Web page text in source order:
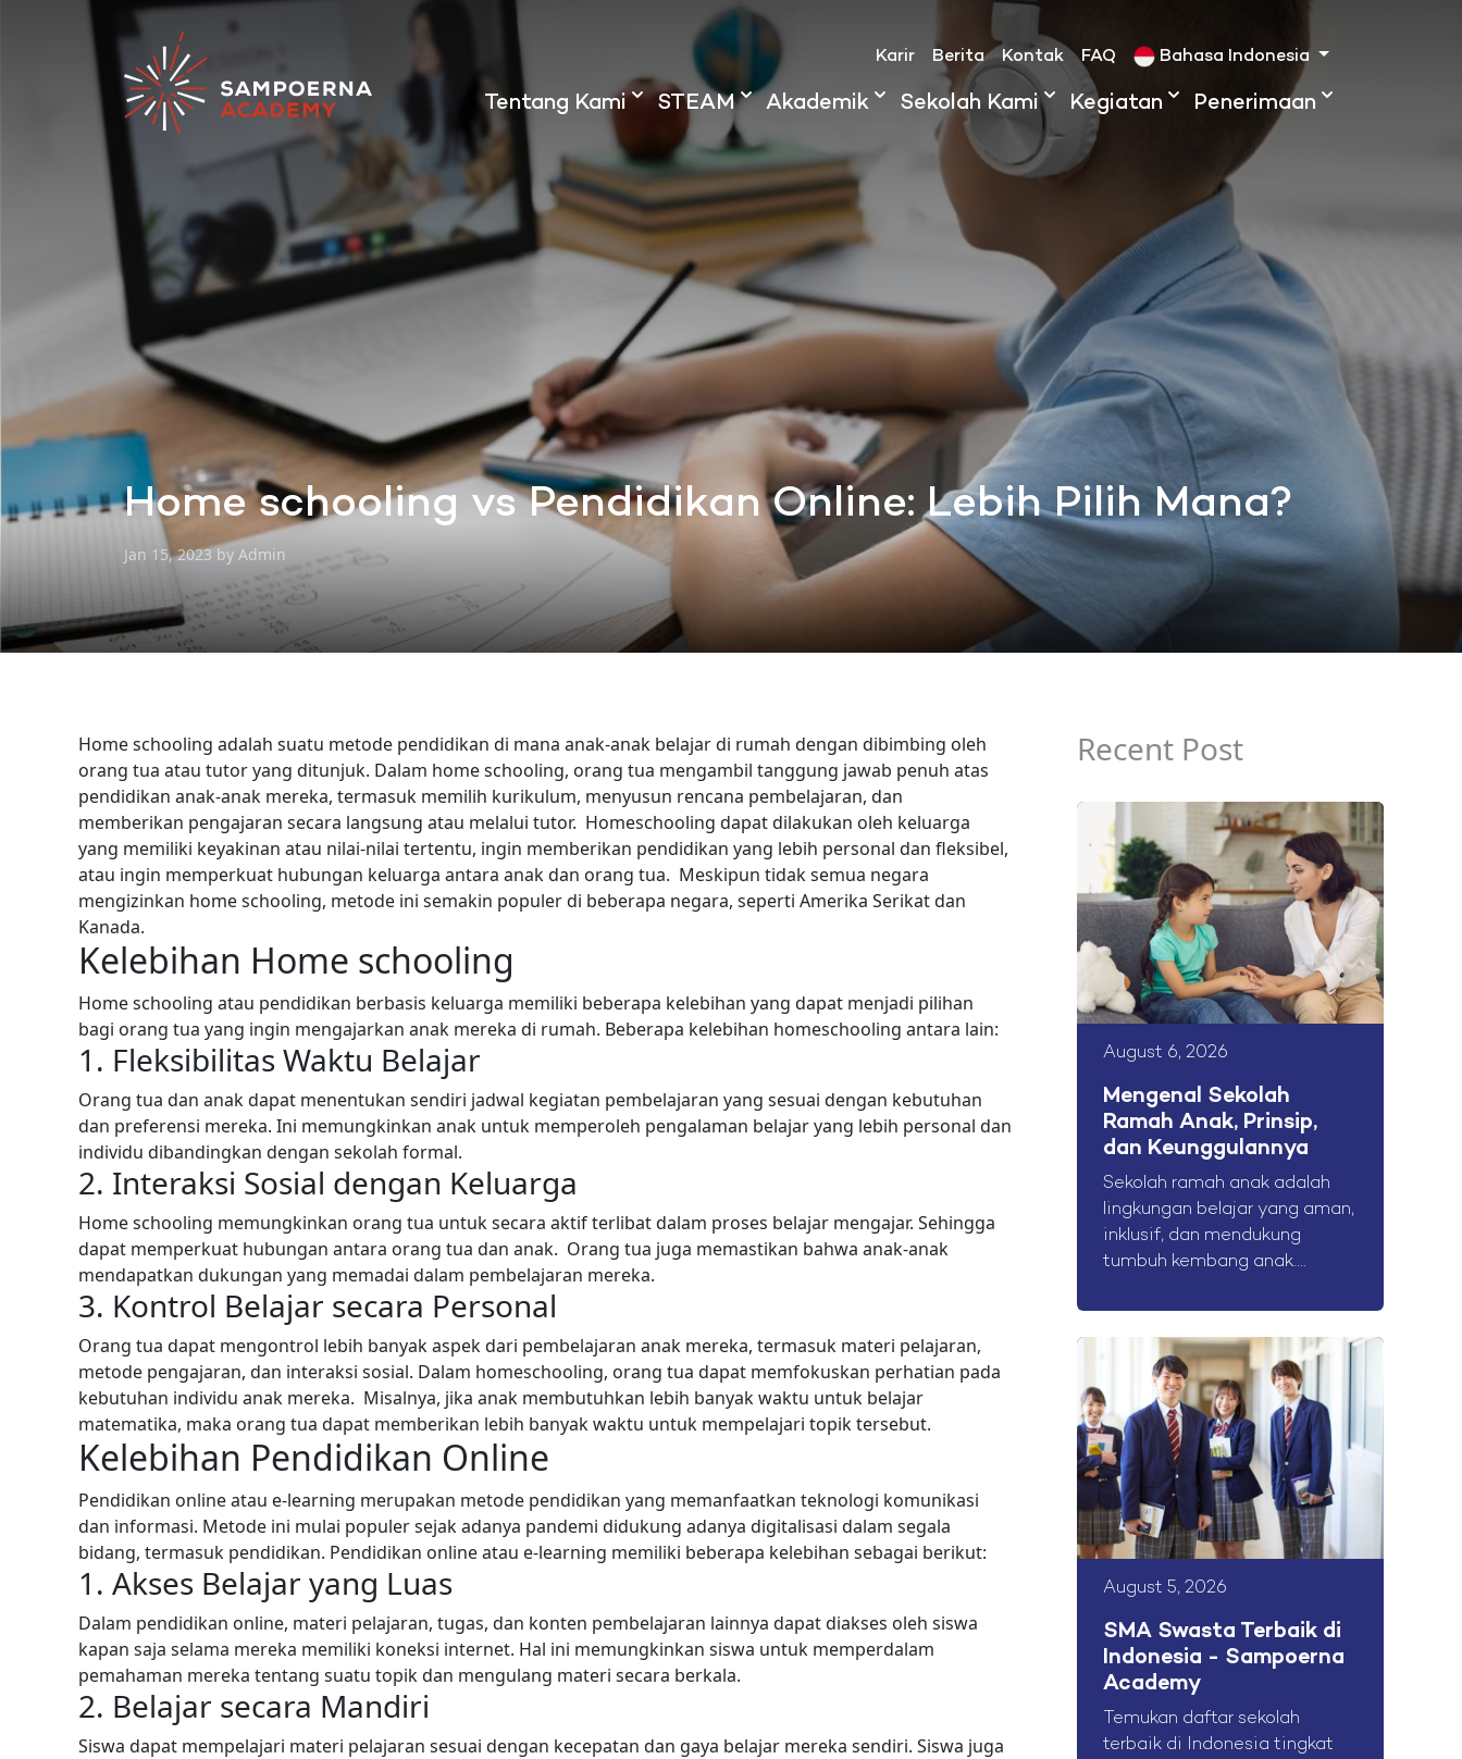
Karir Berita Kontak FAQ Bahasa Indonesia
Tentang Kami STEAM Akademik Sekolah Kami Kegiatan Penerimaan
Home schooling vs Pendidikan Online: Lebih Pilih Mana?
Jan 15, 2023 by Admin
Home schooling adalah suatu metode pendidikan di mana anak-anak belajar di rumah dengan dibimbing oleh
orang tua atau tutor yang ditunjuk. Dalam home schooling, orang tua mengambil tanggung jawab penuh atas
pendidikan anak-anak mereka, termasuk memilih kurikulum, menyusun rencana pembelajaran, dan
memberikan pengajaran secara langsung atau melalui tutor. Homeschooling dapat dilakukan oleh keluarga
yang memiliki keyakinan atau nilai-nilai tertentu, ingin memberikan pendidikan yang lebih personal dan fleksibel,
atau ingin memperkuat hubungan keluarga antara anak dan orang tua. Meskipun tidak semua negara
mengizinkan home schooling, metode ini semakin populer di beberapa negara, seperti Amerika Serikat dan
Kanada.
Kelebihan Home schooling
Home schooling atau pendidikan berbasis keluarga memiliki beberapa kelebihan yang dapat menjadi pilihan
bagi orang tua yang ingin mengajarkan anak mereka di rumah. Beberapa kelebihan homeschooling antara lain:
1. Fleksibilitas Waktu Belajar
Orang tua dan anak dapat menentukan sendiri jadwal kegiatan pembelajaran yang sesuai dengan kebutuhan
dan preferensi mereka. Ini memungkinkan anak untuk memperoleh pengalaman belajar yang lebih personal dan
individu dibandingkan dengan sekolah formal.
2. Interaksi Sosial dengan Keluarga
Home schooling memungkinkan orang tua untuk secara aktif terlibat dalam proses belajar mengajar. Sehingga
dapat memperkuat hubungan antara orang tua dan anak. Orang tua juga memastikan bahwa anak-anak
mendapatkan dukungan yang memadai dalam pembelajaran mereka.
3. Kontrol Belajar secara Personal
Orang tua dapat mengontrol lebih banyak aspek dari pembelajaran anak mereka, termasuk materi pelajaran,
metode pengajaran, dan interaksi sosial. Dalam homeschooling, orang tua dapat memfokuskan perhatian pada
kebutuhan individu anak mereka. Misalnya, jika anak membutuhkan lebih banyak waktu untuk belajar
matematika, maka orang tua dapat memberikan lebih banyak waktu untuk mempelajari topik tersebut.
Kelebihan Pendidikan Online
Pendidikan online atau e-learning merupakan metode pendidikan yang memanfaatkan teknologi komunikasi
dan informasi. Metode ini mulai populer sejak adanya pandemi didukung adanya digitalisasi dalam segala
bidang, termasuk pendidikan. Pendidikan online atau e-learning memiliki beberapa kelebihan sebagai berikut:
1. Akses Belajar yang Luas
Dalam pendidikan online, materi pelajaran, tugas, dan konten pembelajaran lainnya dapat diakses oleh siswa
kapan saja selama mereka memiliki koneksi internet. Hal ini memungkinkan siswa untuk memperdalam
pemahaman mereka tentang suatu topik dan mengulang materi secara berkala.
2. Belajar secara Mandiri
Siswa dapat mempelajari materi pelajaran sesuai dengan kecepatan dan gaya belajar mereka sendiri. Siswa juga
Recent Post
August 6, 2026
Mengenal Sekolah
Ramah Anak, Prinsip,
dan Keunggulannya
Sekolah ramah anak adalah
lingkungan belajar yang aman,
inklusif, dan mendukung
tumbuh kembang anak....
August 5, 2026
SMA Swasta Terbaik di
Indonesia - Sampoerna
Academy
Temukan daftar sekolah
terbaik di Indonesia tingkat